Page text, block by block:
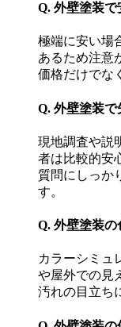
Q. 外壁塗装で
極端に安い場
あるため注意
価格だけでな
Q. 外壁塗装
現地調査や説
者は比較的安
質問にしっか
す。
Q. 外壁塗装の
カラーシミュ
や屋外での見
汚れの目立ち